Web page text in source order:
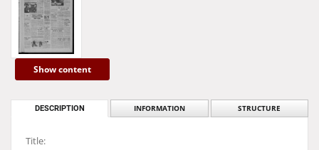
Show content
DESCRIPTION INFORMATION STRUCTURE
Title: